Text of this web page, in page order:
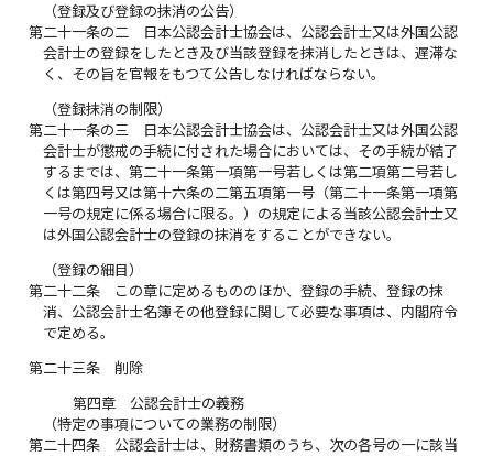
（登録及び登録の抹消の公告）
第二十一条の二
日本公認会計士協会は、公認会計士又は外国公認
会計士の登録をしたとき及び当該登録を抹消したときは、遅滞な
く、その旨を官報をもつて公告しなければならない。
（登録抹消の制限）
第二十一条の三
日本公認会計士協会は、公認会計士又は外国公認
会計士が懲戒の手続に付された場合においては、その手続が結了
するまでは、第二十一条第一項第一号若しくは第二項第二号若し
くは第四号又は第十六条の二第五項第一号（第二十一条第一項第
一号の規定に係る場合に限る。）の規定による当該公認会計士又
は外国公認会計士の登録の抹消をすることができない。
（登録の細目）
第二十二条
この章に定めるもののほか、登録の手続、登録の抹
消、公認会計士名簿その他登録に関して必要な事項は、内閣府令
で定める。
第二十三条 削除
第四章 公認会計士の義務
（特定の事項についての業務の制限）
第二十四条
公認会計士は、財務書類のうち、次の各号の一に該当